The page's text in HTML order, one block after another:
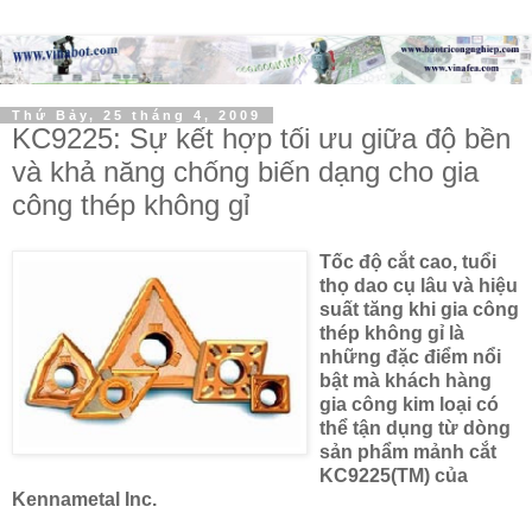
Thứ Bảy, 25 tháng 4, 2009
KC9225: Sự kết hợp tối ưu giữa độ bền
và khả năng chống biến dạng cho gia
công thép không gỉ
Tốc độ cắt cao, tuổi
thọ dao cụ lâu và hiệu
suất tăng khi gia công
thép không gỉ là
những đặc điểm nổi
bật mà khách hàng
gia công kim loại có
thể tận dụng từ dòng
sản phẩm mảnh cắt
KC9225(TM) của
Kennametal Inc.